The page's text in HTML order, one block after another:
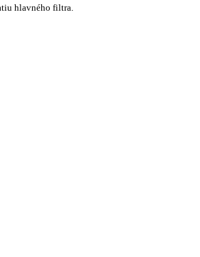
hlavného filtra.